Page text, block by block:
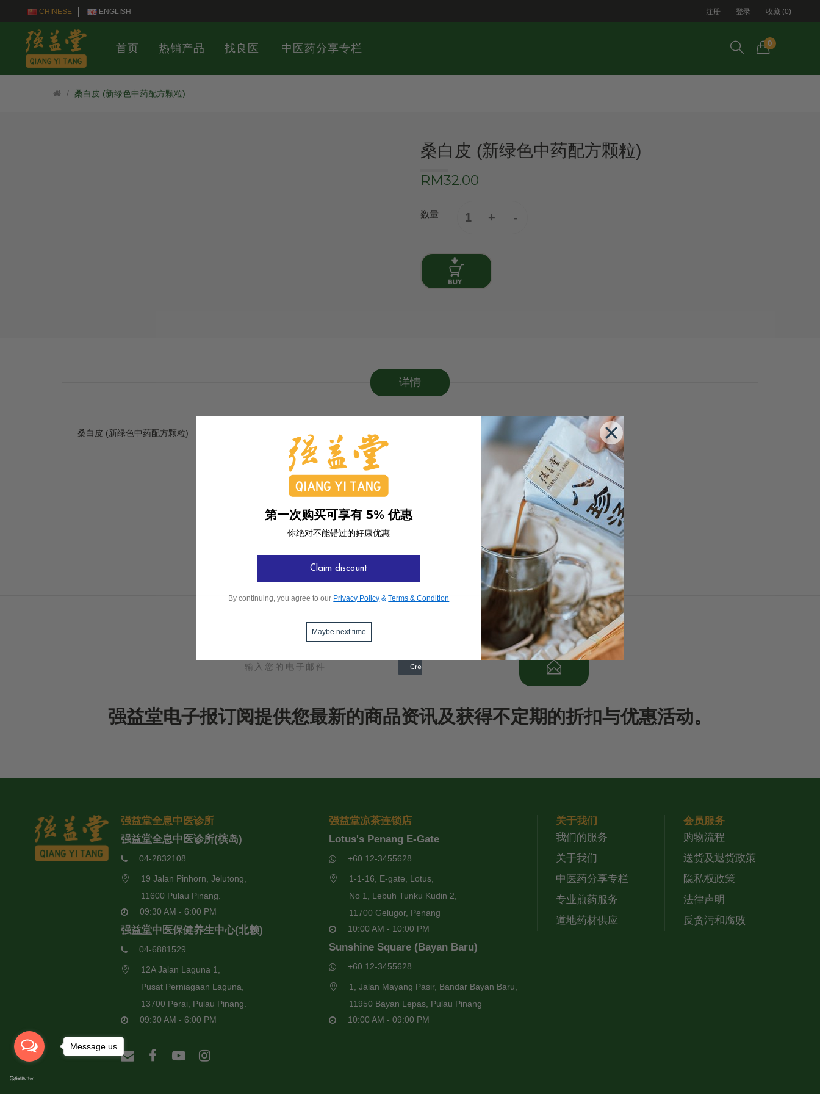
CHINESE ENGLISH 注册 登录 收藏 (0)
0
首页 热销产品 找良医 中医药分享专栏
桑白皮 (新绿色中药配方颗粒)
桑白皮 (新绿色中药配方颗粒)
RM32.00
数量
详情
桑白皮 (新绿色中药配方颗粒)
强益堂电子报订阅提供您最新的商品资讯及获得不定期的折扣与优惠活动。
强益堂全息中医诊所
强益堂全息中医诊所(槟岛)
04-2832108
19 Jalan Pinhorn, Jelutong,
11600 Pulau Pinang.
09:30 AM - 6:00 PM
强益堂中医保健养生中心(北赖)
04-6881529
12A Jalan Laguna 1,
Pusat Perniagaan Laguna,
13700 Perai, Pulau Pinang.
09:30 AM - 6:00 PM
强益堂凉茶连锁店
Lotus's Penang E-Gate
+60 12-3455628
1-1-16, E-gate, Lotus,
No 1, Lebuh Tunku Kudin 2,
11700 Gelugor, Penang
10:00 AM - 10:00 PM
Sunshine Square (Bayan Baru)
+60 12-3455628
1, Jalan Mayang Pasir, Bandar Bayan Baru,
11950 Bayan Lepas, Pulau Pinang
10:00 AM - 09:00 PM
关于我们
我们的服务
关于我们
中医药分享专栏
专业煎药服务
道地药材供应
会员服务
购物流程
送货及退货政策
隐私权政策
法律声明
反贪污和腐败
Message us
第一次购买可享有 5% 优惠
你绝对不能错过的好康优惠
Claim discount
By continuing, you agree to our Privacy Policy &Terms & Condition
Maybe next time